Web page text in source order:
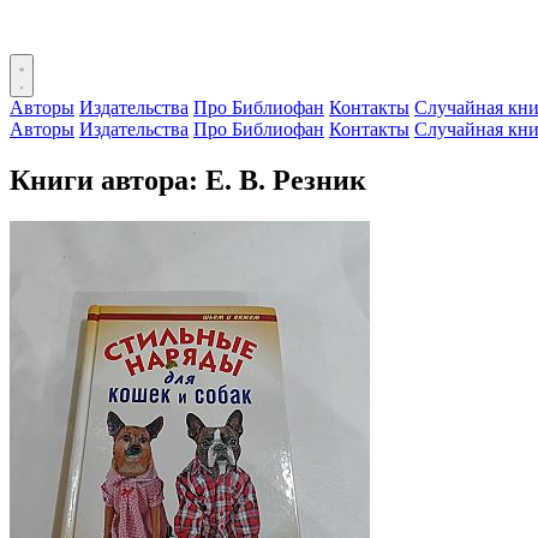
Авторы Издательства Про Библиофан Контакты Случайная
Авторы Издательства Про Библиофан Контакты Случайная
Книги автора: Е. В. Резник